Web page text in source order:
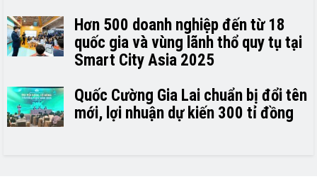
Hơn 500 doanh nghiệp đến từ 18
quốc gia và vùng lãnh thổ quy tụ tại
Smart City Asia 2025
Quốc Cường Gia Lai chuẩn bị đổi tên
mới, lợi nhuận dự kiến 300 tỉ đồng